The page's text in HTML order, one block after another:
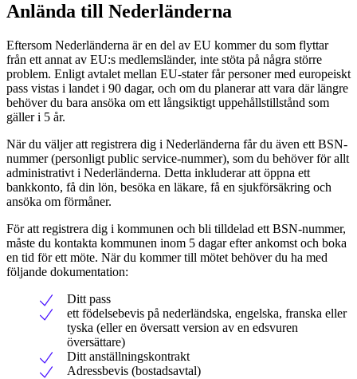
Anlända till Nederländerna
Eftersom Nederländerna är en del av EU kommer du som flyttar
från ett annat av EU:s medlemsländer, inte stöta på några större
problem. Enligt avtalet mellan EU-stater får personer med europeiskt
pass vistas i landet i 90 dagar, och om du planerar att vara där längre
behöver du bara ansöka om ett långsiktigt uppehållstillstånd som
gäller i 5 år.
När du väljer att registrera dig i Nederländerna får du även ett BSN-
nummer (personligt public service-nummer), som du behöver för allt
administrativt i Nederländerna. Detta inkluderar att öppna ett
bankkonto, få din lön, besöka en läkare, få en sjukförsäkring och
ansöka om förmåner.
För att registrera dig i kommunen och bli tilldelad ett BSN-nummer,
måste du kontakta kommunen inom 5 dagar efter ankomst och boka
en tid för ett möte. När du kommer till mötet behöver du ha med
följande dokumentation:
Ditt pass
ett födelsebevis på nederländska, engelska, franska eller
tyska (eller en översatt version av en edsvuren
översättare)
Ditt anställningskontrakt
Adressbevis (bostadsavtal)